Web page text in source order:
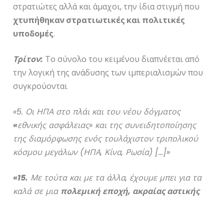
στρατιώτες αλλά και άμαχοι, την ίδια στιγμή που
χτυπήθηκαν στρατιωτικές και πολιτικές
υποδομές.
Τρίτον: Το σύνολο του κειμένου διαπνέεται από
την λογική της ανάδυσης των ιμπεριαλισμών που
συγκρούονται
«5. Οι ΗΠΑ στο πλάι και του νέου δόγματος
«εθνικής ασφάλειας» και της συνειδητοποίησης
της διαμόρφωσης ενός τουλάχιστον τριπολικού
κόσμου μεγάλων (ΗΠΑ, Κίνα, Ρωσία) […]»
«15. Με τούτα και με τα άλλα, έχουμε μπει για τα
καλά σε μια πολεμική εποχή, ακραίας αστικής